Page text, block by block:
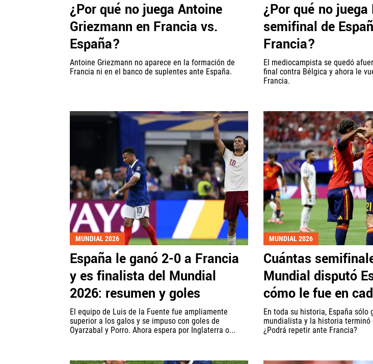
¿Por qué no juega Antoine
Griezmann en Francia vs.
España?
Antoine Griezmann no aparece en la formación de
Francia ni en el banco de suplentes ante España.
¿Por qué no juega
semifinal de
Francia?
El mediocampista se quedó
final contra Bélgica y ahora le
Francia.
MUNDIAL 2026
España le ganó 2-0 a Francia
y es finalista del Mundial
2026: resumen y goles
El equipo de Luis de la Fuente fue ampliamente
superior a los galos y se impuso con goles de
Oyarzabal y Porro. Ahora espera por Inglaterra o...
MUNDIAL 2026
Cuántas
Mundial disputó
cómo le fue en
En toda su historia, España sólo
mundialista y la historia terminó
¿Podrá repetir ante Francia?